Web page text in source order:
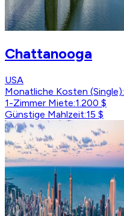
Chattanooga
USA
Monatliche Kosten (Single):
1-Zimmer Miete:1.200 $
Günstige Mahlzeit:15 $